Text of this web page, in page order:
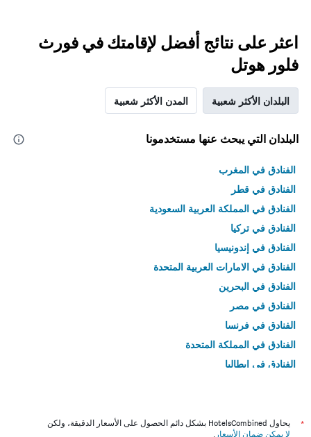
اعثر على نتائج أفضل لإقامتك في فورث
فلور هوتل
البلدان الأكثر شعبية المدن الأكثر شعبية
البلدان التي يبحث عنها مستخدمونا
الفنادق في المغرب
الفنادق في قطر
الفنادق في المملكة العربية السعودية
الفنادق في تركيا
الفنادق في إندونيسيا
الفنادق في الامارات العربية المتحدة
الفنادق في البحرين
الفنادق في مصر
الفنادق في فرنسا
الفنادق في المملكة المتحدة
الفنادق في إيطاليا
*
يحاول HotelsCombined بشكل دائم الحصول على الأسعار الدقيقة، ولكن
لا يمكن ضمان الأسعار .